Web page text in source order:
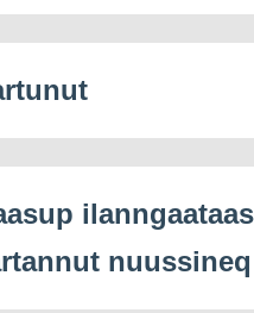
nuussineq